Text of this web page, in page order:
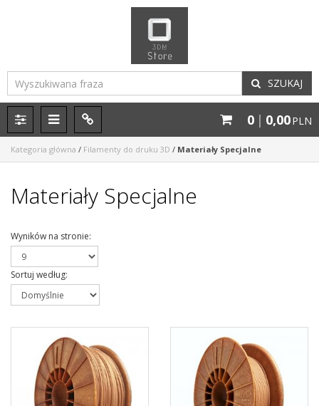
SZUKAJ
P
a
n
e
M
e
n
u
P
a
n
e
0 | 0,00PLN
Kategoria główna / Filamenty do druku 3D / Materiały Specjalne
Materiały Specjalne
Wyników na stronie:
Sortuj według: